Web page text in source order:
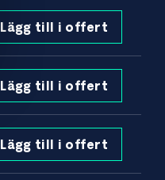
Lägg till i offert
Lägg till i offert
Lägg till i offert